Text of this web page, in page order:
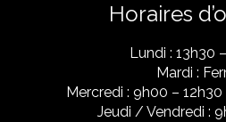
Horaires
Lundi : 13h30
Mardi :
Mercredi : 9h00 –
Jeudi / Vendredi :